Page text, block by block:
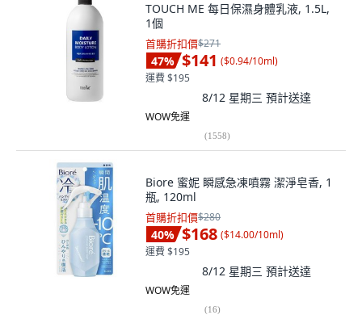
TOUCH ME 每日保濕身體乳液, 1.5L,
1個
首購折扣價$271
47% $141 ($0.94/10ml)
運費 $195
8/12 星期三 預計送達
WOW免運
(1558)
Biore 蜜妮 瞬感急凍噴霧 潔淨皂香, 1
瓶, 120ml
首購折扣價$280
40% $168 ($14.00/10ml)
運費 $195
8/12 星期三 預計送達
WOW免運
(16)